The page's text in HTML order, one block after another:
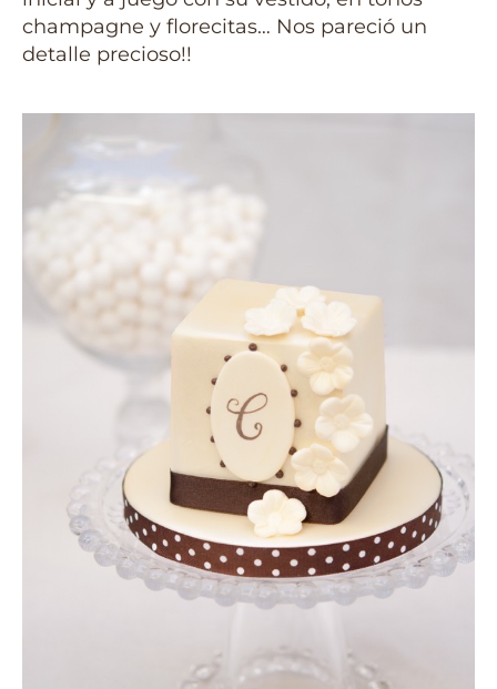
champagne y florecitas… Nos pareció un
detalle precioso!!